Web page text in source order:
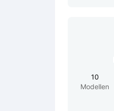
10
Modellen